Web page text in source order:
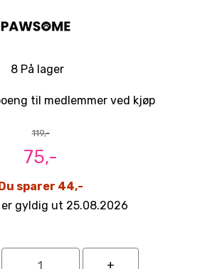
8 På lager
til medlemmer ved kjøp
119,-
75,-
sparer 44,-
gyldig ut 25.08.2026